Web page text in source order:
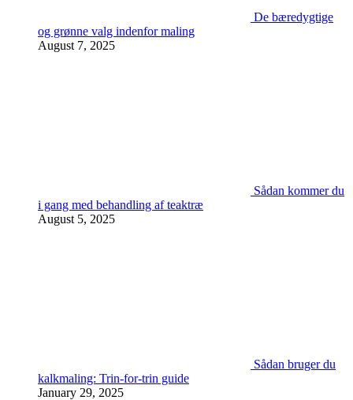
De bæredygtige
og grønne valg indenfor maling
August 7, 2025
Sådan kommer du
i gang med behandling af teaktræ
August 5, 2025
Sådan bruger du
kalkmaling: Trin-for-trin guide
January 29, 2025